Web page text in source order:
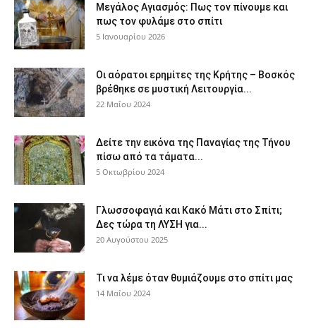
Μεγάλος Αγιασμός: Πως τον πίνουμε και
πως τον φυλάμε στο σπίτι
5 Ιανουαρίου 2026
Οι αόρατοι ερημίτες της Κρήτης – Βοσκός
βρέθηκε σε μυστική Λειτουργία...
22 Μαΐου 2024
Δείτε την εικόνα της Παναγίας της Τήνου
πίσω από τα τάματα...
5 Οκτωβρίου 2024
Γλωσσοφαγιά και Κακό Μάτι στο Σπίτι;
Δες τώρα τη ΛΥΣΗ για...
20 Αυγούστου 2025
Τι να λέμε όταν θυμιάζουμε στο σπίτι μας
14 Μαΐου 2024